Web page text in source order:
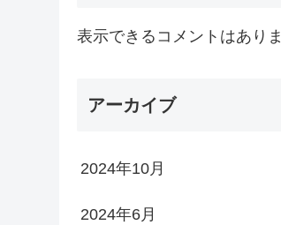
表示できるコメントはありま
アーカイブ
2024年10月
2024年6月